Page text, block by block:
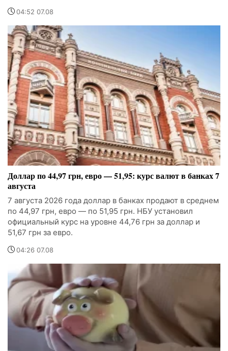
04:52 07.08
Доллар по 44,97 грн, евро — 51,95: курс валют в банках 7
августа
7 августа 2026 года доллар в банках продают в среднем
по 44,97 грн, евро — по 51,95 грн. НБУ установил
официальный курс на уровне 44,76 грн за доллар и
51,67 грн за евро.
04:26 07.08